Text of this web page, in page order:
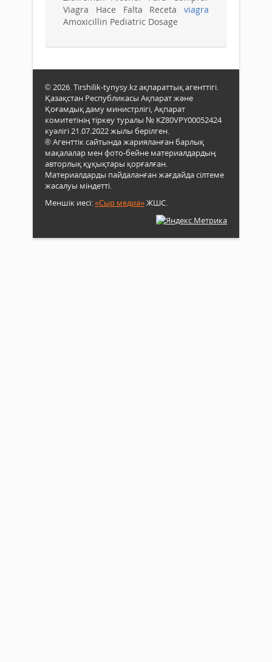
Viagra Hace Falta Receta viagra
Amoxicillin Pediatric Dosage
© 2026. Tirshilik-tynysy.kz ақпараттық агенттігі.
Қазақстан Республикасы Ақпарат және
Қоғамдық даму министрлігі, Ақпарат
комитетінің тіркеу туралы № KZ80VPY00052424
куәлігі 21.07.2022 жылы берілген.
® Агенттік сайтында жарияланған барлық
мақалалар мен фото-бейне материалдардың
авторлық құқықтары қорғалған.
Материалдарды пайдаланған жағдайда сілтеме
жасалуы міндетті.
Меншік иесі:«Сыр медиа»ЖШС.